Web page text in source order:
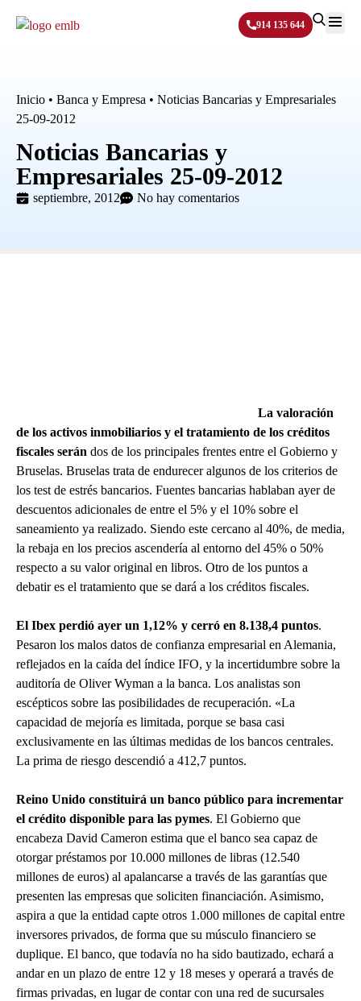
914 135 644
Inicio • Banca y Empresa • Noticias Bancarias y Empresariales
25-09-2012
Noticias Bancarias y
Empresariales 25-09-2012
septiembre, 2012 No hay comentarios
La valoración
de los activos inmobiliarios y el tratamiento de los créditos
fiscales serán dos de los principales frentes entre el Gobierno y
Bruselas. Bruselas trata de endurecer algunos de los criterios de
los test de estrés bancarios. Fuentes bancarias hablaban ayer de
descuentos adicionales de entre el 5% y el 10% sobre el
saneamiento ya realizado. Siendo este cercano al 40%, de media,
la rebaja en los precios ascendería al entorno del 45% o 50%
respecto a su valor original en libros. Otro de los puntos a
debatir es el tratamiento que se dará a los créditos fiscales.
El Ibex perdió ayer un 1,12% y cerró en 8.138,4 puntos.
Pesaron los malos datos de confianza empresarial en Alemania,
reflejados en la caída del índice IFO, y la incertidumbre sobre la
auditoría de Oliver Wyman a la banca. Los analistas son
escépticos sobre las posibilidades de recuperación. «La
capacidad de mejoría es limitada, porque se basa casi
exclusivamente en las últimas medidas de los bancos centrales.
La prima de riesgo descendió a 412,7 puntos.
Reino Unido constituirá un banco público para incrementar
el crédito disponible para las pymes. El Gobierno que
encabeza David Cameron estima que el banco sea capaz de
otorgar préstamos por 10.000 millones de libras (12.540
millones de euros) al apalancarse a través de las garantías que
presenten las empresas que soliciten financiación. Asimismo,
aspira a que la entidad capte otros 1.000 millones de capital entre
inversores privados, de forma que su músculo financiero se
duplique. El banco, que todavía no ha sido bautizado, echará a
andar en un plazo de entre 12 y 18 meses y operará a través de
firmas privadas, en lugar de contar con una red de sucursales